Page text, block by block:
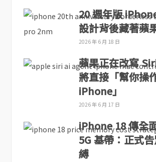
20 週年版
設計背後藏著蘋
2026 年 6 月 18 日
蘋果正在改寫
將直接「幫你操
iPhone」
2026 年 6 月 17 日
iPhone 18 傳全
5G 基帶：正式
縛